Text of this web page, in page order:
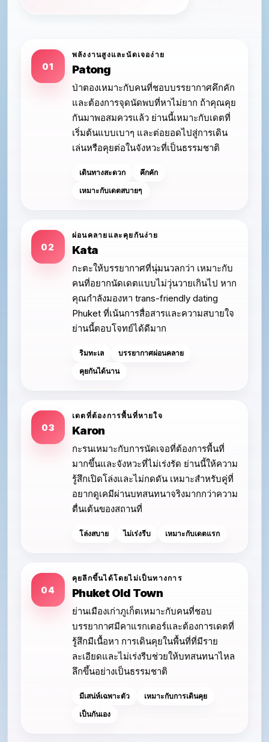
01
พลังงานสูงและนัดเจอง่าย
Patong
ป่าตองเหมาะกับคนที่ชอบบรรยากาศคึกคัก
และต้องการจุดนัดพบที่หาไม่ยาก ถ้าคุณคุย
กันมาพอสมควรแล้ว ย่านนี้เหมาะกับเดตที่
เริ่มต้นแบบเบาๆ และต่อยอดไปสู่การเดิน
เล่นหรือคุยต่อในจังหวะที่เป็นธรรมชาติ
เดินทางสะดวก
คึกคัก
เหมาะกับเดตสบายๆ
02
ผ่อนคลายและคุยกันง่าย
Kata
กะตะให้บรรยากาศที่นุ่มนวลกว่า เหมาะกับ
คนที่อยากนัดเดตแบบไม่วุ่นวายเกินไป หาก
คุณกำลังมองหา trans-friendly dating
Phuket ที่เน้นการสื่อสารและความสบายใจ
ย่านนี้ตอบโจทย์ได้ดีมาก
ริมทะเล
บรรยากาศผ่อนคลาย
คุยกันได้นาน
03
เดตที่ต้องการพื้นที่หายใจ
Karon
กะรนเหมาะกับการนัดเจอที่ต้องการพื้นที่
มากขึ้นและจังหวะที่ไม่เร่งรัด ย่านนี้ให้ความ
รู้สึกเปิดโล่งและไม่กดดัน เหมาะสำหรับคู่ที่
อยากดูเคมีผ่านบทสนทนาจริงมากกว่าความ
ตื่นเต้นของสถานที่
โล่งสบาย ไม่เร่งรีบ เหมาะกับเดตแรก
04
คุยลึกขึ้นได้โดยไม่เป็นทางการ
Phuket Old Town
ย่านเมืองเก่าภูเก็ตเหมาะกับคนที่ชอบ
บรรยากาศมีคาแรกเตอร์และต้องการเดตที่
รู้สึกมีเนื้อหา การเดินคุยในพื้นที่ที่มีราย
ละเอียดและไม่เร่งรีบช่วยให้บทสนทนาไหล
ลึกขึ้นอย่างเป็นธรรมชาติ
มีเสน่ห์เฉพาะตัว
เหมาะกับการเดินคุย
เป็นกันเอง